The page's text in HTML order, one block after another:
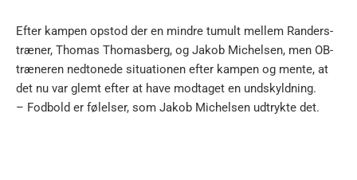
Efter kampen opstod der en mindre tumult mellem Randers-
træner, Thomas Thomasberg, og Jakob Michelsen, men OB-
træneren nedtonede situationen efter kampen og mente, at
det nu var glemt efter at have modtaget en undskyldning.
– Fodbold er følelser, som Jakob Michelsen udtrykte det.